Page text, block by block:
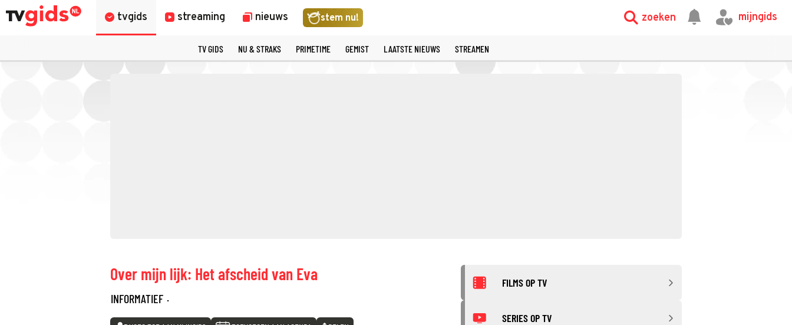
tvgids streaming nieuws stem nu! zoeken mijngids
TV GIDS NU & STRAKS PRIMETIME GEMIST LAATSTE NIEUWS STREAMEN
Over mijn lijk: Het afscheid van Eva
INFORMATIEF ·
FILMS OP TV
SERIES OP TV